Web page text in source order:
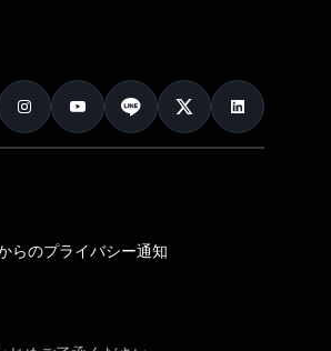
らのプライバシー通知